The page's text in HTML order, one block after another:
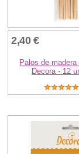
2,40 €
Palos de
Decora - 12